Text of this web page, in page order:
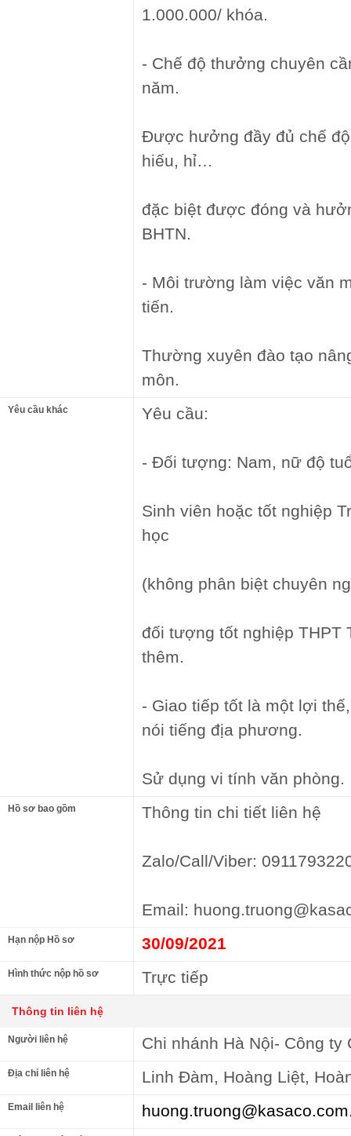
1.000.000/ khóa.
- Chế độ thưởng chuyên
năm.
Được hưởng đầy đủ chế
hiếu, hỉ…
đặc biệt được đóng và
BHTN.
- Môi trường làm việc văn
tiến.
Thường xuyên đào tạo
môn.
Yêu cầu khác Yêu cầu:
- Đối tượng: Nam, nữ độ
Sinh viên hoặc tốt nghiệp
học
(không phân biệt chuyên
đối tượng tốt nghiệp THPT
thêm.
- Giao tiếp tốt là một lợi
nói tiếng địa phương.
Sử dụng vi tính văn phòng.
Hồ sơ bao gồm Thông tin chi tiết liên hệ
Zalo/Call/Viber:
Email:
Hạn nộp Hồ sơ 30/09/2021
Hình thức nộp hồ sơ Trực tiếp
Thông tin liên hệ
Người liên hệ Chi nhánh Hà Nội- Công ty
Địa chỉ liên hệ Linh Đàm, Hoàng Liệt,
Email liên hệ